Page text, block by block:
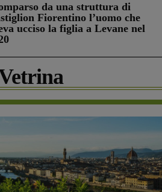
da una struttura di
Fiorentino l’uomo che
ucciso la figlia a Levane nel